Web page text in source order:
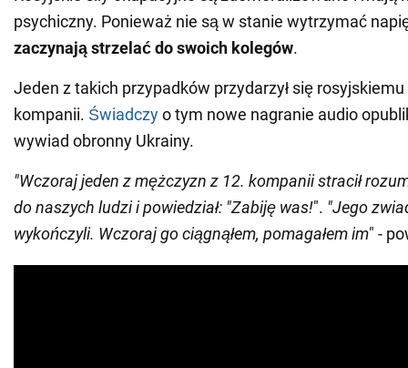
psychiczny. Ponieważ nie są w stanie wytrzymać
zaczynają strzelać do swoich kolegów.
Jeden z takich przypadków przydarzył się rosyjskiemu
kompanii. Świadczyo tym nowe nagranie audio
wywiad obronny Ukrainy.
"Wczoraj jeden z mężczyzn z 12. kompanii stracił
do naszych ludzi i powiedział: "Zabiję was!". "Jego
wykończyli. Wczoraj go ciągnąłem, pomagałem im" -